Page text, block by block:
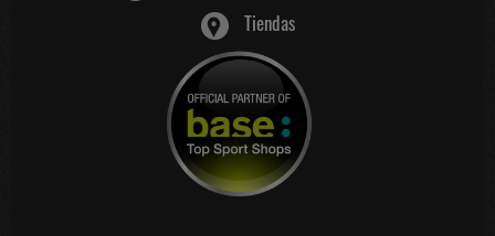
Tiendas